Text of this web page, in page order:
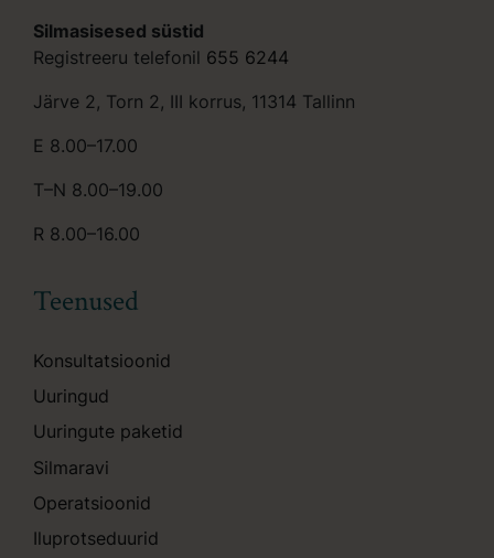
Silmasisesed süstid
Registreeru telefonil 655 6244
Järve 2, Torn 2, III korrus, 11314 Tallinn
E 8.00–17.00
T–N 8.00–19.00
R 8.00–16.00
Teenused
Konsultatsioonid
Uuringud
Uuringute paketid
Silmaravi
Operatsioonid
Iluprotseduurid